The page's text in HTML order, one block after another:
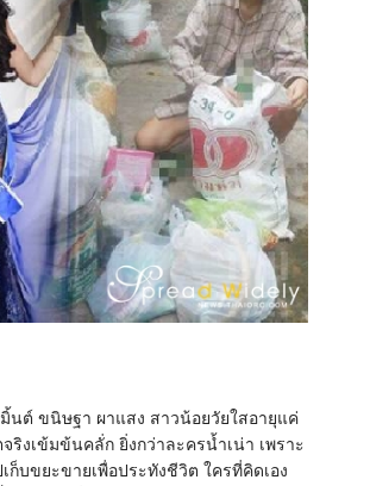
นต์ ขนิษฐา ผาแสง สาวน้อยวัยใสอายุแค่
งเข้มข้นคลั่ก ยิ่งกว่าละครน้ำเน่า เพราะ
บขยะขายเพื่อประทังชีวิต ใครที่คิดเอง